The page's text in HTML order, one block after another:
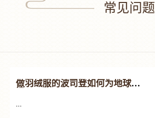
常见问题
做羽绒服的波司登如何为地球「降
...